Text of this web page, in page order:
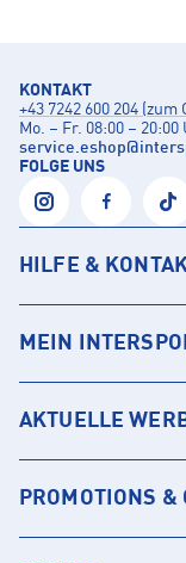
KONTAKT
+43 7242 600 204
Mo. – Fr. 08:00 – 20:00
service.eshop@
FOLGE UNS
HILFE &
MEIN
AKTUELLE
PROMOTIONS &